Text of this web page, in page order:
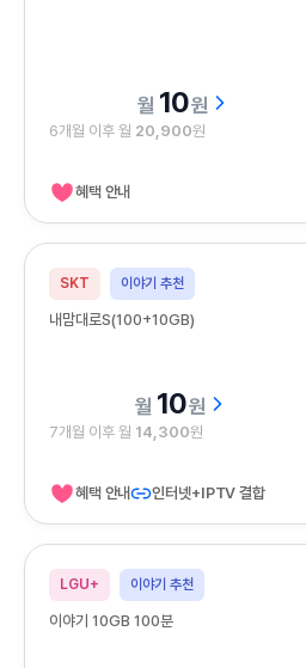
10원
6개월 이후 월 20,900원
혜택 안내
SKT 이야기 추천
내맘대로S(100+10GB)
10원
7개월 이후 월 14,300원
혜택 안내 인터넷+IPTV 결합
LGU+ 이야기 추천
이야기 10GB 100분